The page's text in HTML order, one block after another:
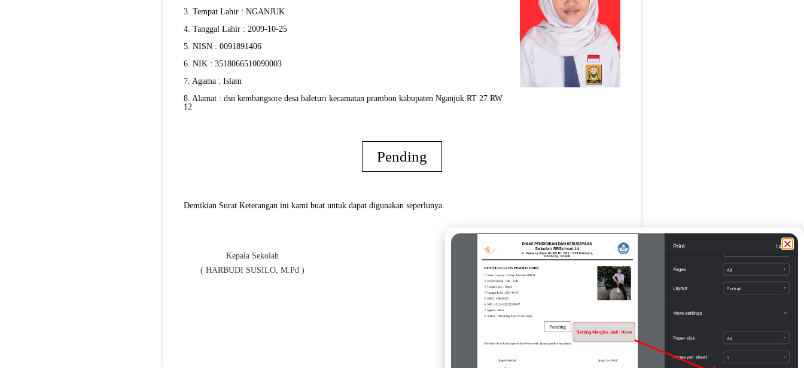
3. Tempat Lahir : NGANJUK
4. Tanggal Lahir : 2009-10-25
5. NISN : 0091891406
6. NIK : 3518066510090003
7. Agama : Islam
8. Alamat : dsn kembangsore desa baleturi kecamatan prambon kabupaten Nganjuk RT 27 RW
12
Pending
Demikian Surat Keterangan ini kami buat untuk dapat digunakan seperlunya.
Kepala Sekolah
( HARBUDI SUSILO, M.Pd )
Orang Tua / Wali*
( Agus Leo Sandi Mastana )